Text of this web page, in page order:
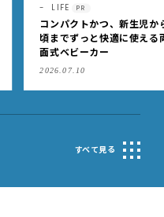
LIFE PR
コンパクトかつ、新生児か
頃までずっと快適に使える
面式ベビーカー
2026.07.10
すべて見る